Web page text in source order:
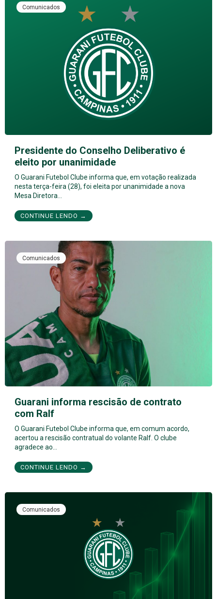
Comunicados
Presidente do Conselho Deliberativo é
eleito por unanimidade
O Guarani Futebol Clube informa que, em votação realizada
nesta terça-feira (28), foi eleita por unanimidade a nova
Mesa Diretora…
CONTINUE LENDO →
Comunicados
Guarani informa rescisão de contrato
com Ralf
O Guarani Futebol Clube informa que, em comum acordo,
acertou a rescisão contratual do volante Ralf. O clube
agradece ao…
CONTINUE LENDO →
Comunicados